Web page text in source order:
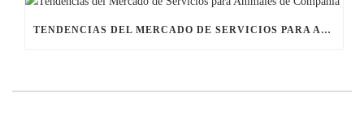
TENDENCIAS DEL MERCADO DE SERVICIOS PARA ANIMALES DE COMPAÑÍA